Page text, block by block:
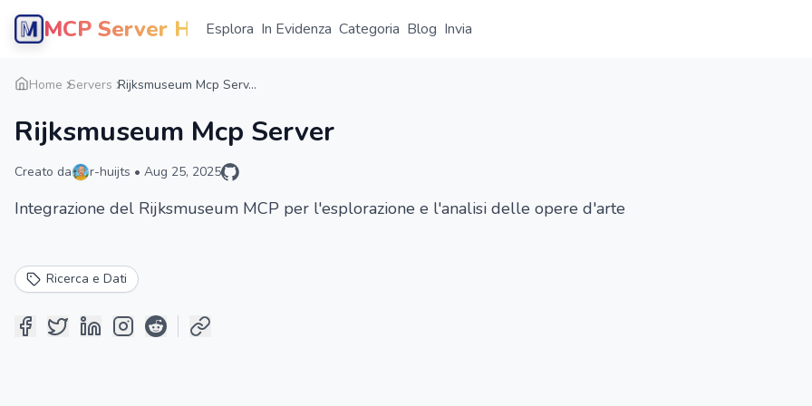
MCP Server HubEsplora In Evidenza Categoria Blog Invia
Home Servers Rijksmuseum Mcp Serv...
Rijksmuseum Mcp Server
Creato da r-huijts • Aug 25, 2025
Integrazione del Rijksmuseum MCP per l'esplorazione e l'analisi delle opere d'arte
Ricerca e Dati